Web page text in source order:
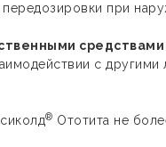
при
средствами
с другими
® Ототита не